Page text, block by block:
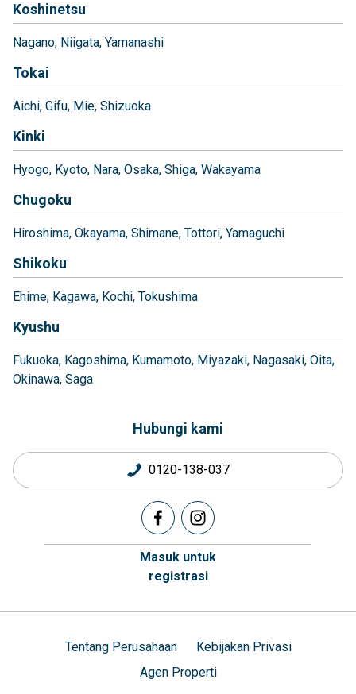
Koshinetsu
Nagano Niigata Yamanashi
Tokai
Aichi Gifu Mie Shizuoka
Kinki
Hyogo Kyoto Nara Osaka Shiga Wakayama
Chugoku
Hiroshima Okayama Shimane Tottori Yamaguchi
Shikoku
Ehime Kagawa Kochi Tokushima
Kyushu
Fukuoka Kagoshima Kumamoto Miyazaki Nagasaki Oita
Okinawa Saga
Hubungi kami
0120-138-037
Masuk untuk
registrasi
Tentang Perusahaan
Kebijakan Privasi
Agen Properti